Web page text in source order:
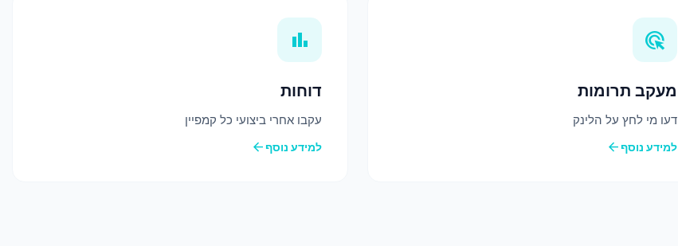
ads_click
מעקב תרומות
דעו מי לחץ על הלינק
למידע נוסףarrow_back
bar_chart
דוחות
עקבו אחרי ביצועי כל קמפיין
למידע נוסףarrow_back